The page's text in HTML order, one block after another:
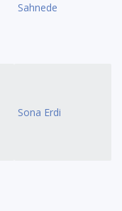
Sahnede
Sona Erdi